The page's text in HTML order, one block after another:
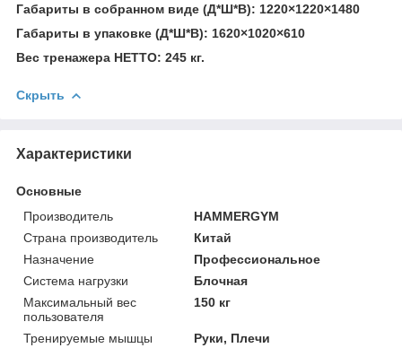
Габариты в собранном виде (Д*Ш*В): 1220×1220×1480
Габариты в упаковке (Д*Ш*В): 1620×1020×610
Вес тренажера НЕТТО: 245 кг.
Скрыть
Характеристики
Основные
Производитель
HAMMERGYM
Страна производитель
Китай
Назначение
Профессиональное
Система нагрузки
Блочная
Максимальный вес
пользователя
150 кг
Тренируемые мышцы
Руки, Плечи